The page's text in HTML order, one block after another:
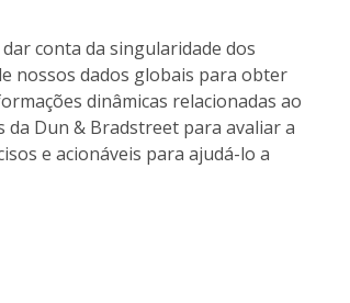
conta da singularidade dos
nossos dados globais para obter
dinâmicas relacionadas ao
Dun & Bradstreet para avaliar a
e acionáveis para ajudá-lo a